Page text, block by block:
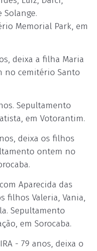
Solange.
Memorial Park, em
deixa a filha Maria
no cemitério Santo
Sepultamento
em Votorantim.
deixa os filhos
ontem no
Aparecida das
filhos Valeria, Vania,
Sepultamento
em Sorocaba.
- 79 anos, deixa o